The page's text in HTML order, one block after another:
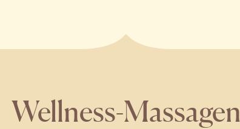
Wellness-Massagen